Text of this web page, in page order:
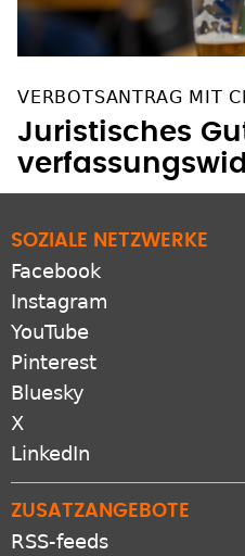
VERBOTSANTRAG MIT
Juristisches
SOZIALE NETZWERKE
Facebook
Instagram
YouTube
Pinterest
Bluesky
X
LinkedIn
ZUSATZANGEBOTE
RSS-feeds